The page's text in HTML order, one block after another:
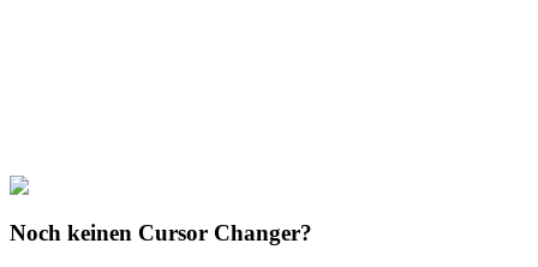
Fruits
Noch keinen Cursor Changer?